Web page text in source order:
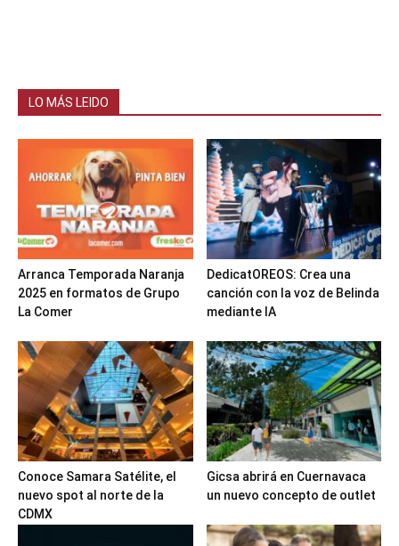
LO MÁS LEIDO
Arranca Temporada Naranja
2025 en formatos de Grupo
La Comer
DedicatOREOS: Crea una
canción con la voz de Belinda
mediante IA
Conoce Samara Satélite, el
nuevo spot al norte de la
CDMX
Gicsa abrirá en Cuernavaca
un nuevo concepto de outlet